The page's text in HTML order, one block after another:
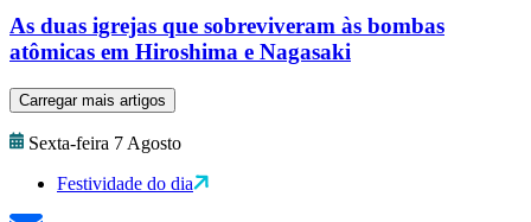
As duas igrejas que sobreviveram às bombas
atômicas em Hiroshima e Nagasaki
Carregar mais artigos
Sexta-feira 7 Agosto
Festividade do dia